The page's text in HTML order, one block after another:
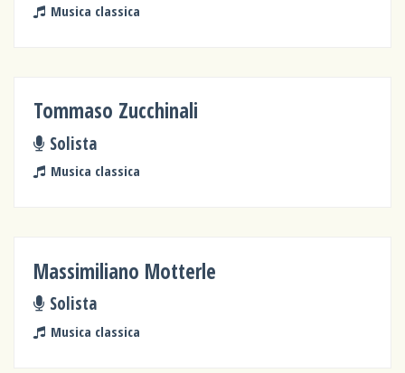
Musica classica
Tommaso Zucchinali
Solista
Musica classica
Massimiliano Motterle
Solista
Musica classica